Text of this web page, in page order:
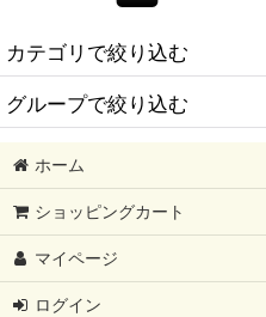
カテゴリで絞り込む
イタリア語版 日本の漫画
イタリア語 書籍
DVD・ブルーレイ
他言語 書籍
グループで絞り込む
Agip アジップ
Agnelli アニェッリ - イタリア製
Alberto Sordi アルベルト・ソルデ
ホーム
ショッピングカート
マイページ
ログイン